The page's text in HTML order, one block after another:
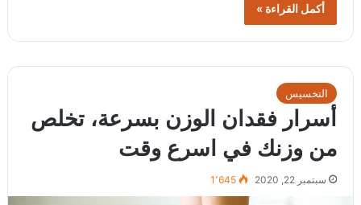
أكمل القراءة »
التخسيس
أسرار فقدان الوزن بسرعة، تخلص
من وزنك في اسرع وقت
سبتمبر 22, 2020 1٬645